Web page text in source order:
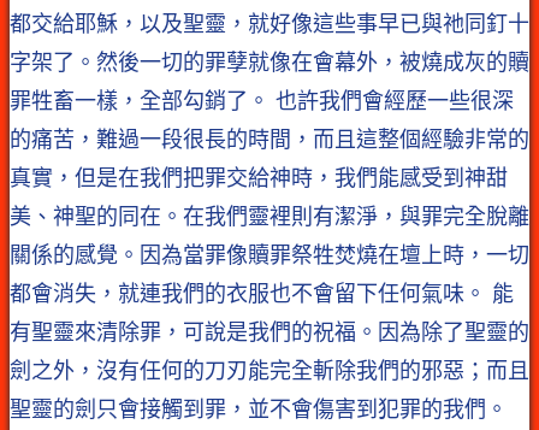
都交給耶穌，以及聖靈，就好像這些事早已與祂同釘十
字架了。然後一切的罪孽就像在會幕外，被燒成灰的贖
罪牲畜一樣，全部勾銷了。 也許我們會經歷一些很深
的痛苦，難過一段很長的時間，而且這整個經驗非常的
真實，但是在我們把罪交給神時，我們能感受到神甜
美、神聖的同在。在我們靈裡則有潔淨，與罪完全脫離
關係的感覺。因為當罪像贖罪祭牲焚燒在壇上時，一切
都會消失，就連我們的衣服也不會留下任何氣味。 能
有聖靈來清除罪，可說是我們的祝福。因為除了聖靈的
劍之外，沒有任何的刀刃能完全斬除我們的邪惡；而且
聖靈的劍只會接觸到罪，並不會傷害到犯罪的我們。